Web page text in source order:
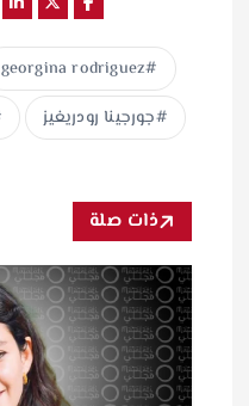
georgina rodriguez
جورجينا رودريغيز
ذات صلة